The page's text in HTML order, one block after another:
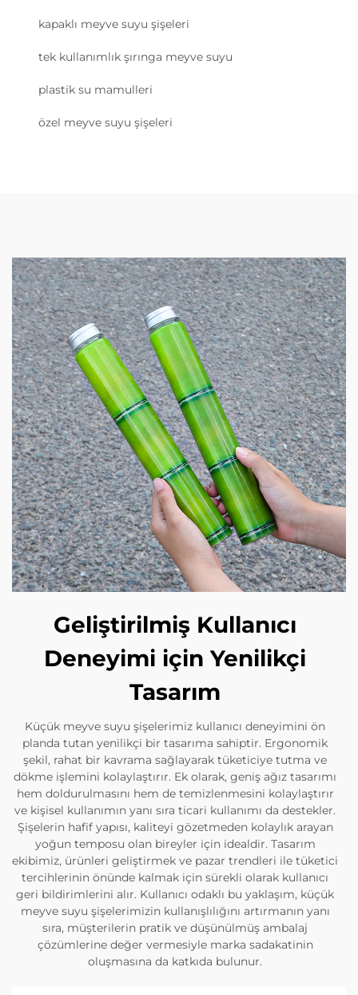
kapaklı meyve suyu şişeleri
tek kullanımlık şırınga meyve suyu
plastik su mamulleri
özel meyve suyu şişeleri
Geliştirilmiş Kullanıcı
Deneyimi için Yenilikçi
Tasarım
Küçük meyve suyu şişelerimiz kullanıcı deneyimini ön
planda tutan yenilikçi bir tasarıma sahiptir. Ergonomik
şekil, rahat bir kavrama sağlayarak tüketiciye tutma ve
dökme işlemini kolaylaştırır. Ek olarak, geniş ağız tasarımı
hem doldurulmasını hem de temizlenmesini kolaylaştırır
ve kişisel kullanımın yanı sıra ticari kullanımı da destekler.
Şişelerin hafif yapısı, kaliteyi gözetmeden kolaylık arayan
yoğun temposu olan bireyler için idealdir. Tasarım
ekibimiz, ürünleri geliştirmek ve pazar trendleri ile tüketici
tercihlerinin önünde kalmak için sürekli olarak kullanıcı
geri bildirimlerini alır. Kullanıcı odaklı bu yaklaşım, küçük
meyve suyu şişelerimizin kullanışlılığını artırmanın yanı
sıra, müşterilerin pratik ve düşünülmüş ambalaj
çözümlerine değer vermesiyle marka sadakatinin
oluşmasına da katkıda bulunur.